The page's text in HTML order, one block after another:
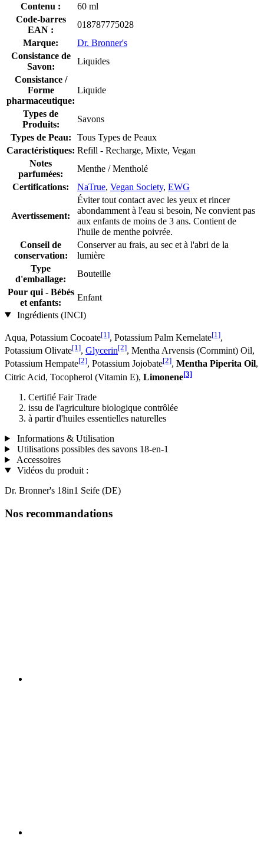
Contenu :
60 ml
Code-barres
EAN :
018787775028
Marque:
Dr. Bronner's
Consistance de
Savon:
Liquides
Consistance /
Forme
pharmaceutique:
Liquide
Types de
Produits:
Savons
Types de Peau:
Tous Types de Peaux
Caractéristiques: Refill - Recharge, Mixte, Vegan
Notes
parfumées:
Menthe / Mentholé
Certifications:
NaTrue, Vegan Society, EWG
Avertissement:
Éviter tout contact avec les yeux et rincer
abondamment à l'eau si besoin, Ne convient pas
aux enfants de moins de 3 ans. Contient de
l'huile de menthe poivrée.
Conseil de
conservation:
Conserver au frais, au sec et à l'abri de la
lumière
Type
d'emballage:
Bouteille
Pour qui - Bébés
et enfants:
Enfant
Ingrédients (INCI)
Aqua, Potassium Cocoate[1], Potassium Palm Kernelate[1],
Potassium Olivate[1], Glycerin[2], Mentha Arvensis (Cornmint) Oil,
Potassium Hempate[2], Potassium Jo­jobate[2], Mentha Piperita Oil,
Citric Acid, Tocopherol (Vitamin E), Limonene[3]
Certifié Fair Trade
issu de l'agriculture biologique contrôlée
à partir d'huiles essentielles naturelles
Informations & Utilisation
Utilisations possibles des savons 18-en-1
Accessoires
Vidéos du produit :
Dr. Bronner's 18in1 Seife (DE)
Nos recommandations